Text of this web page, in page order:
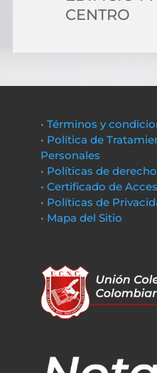
CENTRO
• Términos y
• Política de
Personales
• Políticas de
• Certificado de
• Políticas de
• Mapa del Sitio